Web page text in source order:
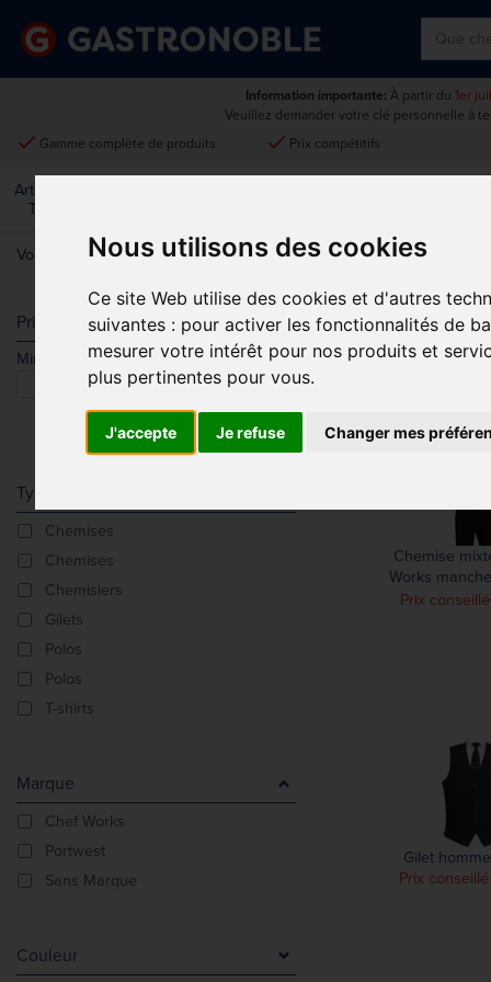
Nous utilisons des cookies
Ce site Web utilise des cookies et d'autres
suivantes : pour activer les fonctionnalités de
mesurer votre intérêt pour nos produits et
plus pertinentes pour vous.
J'accepte Je refuse Changer mes
Information importante: À partir du 1er
Veuillez demander votre clé personnelle à
done Gamme complète de produits done Prix compétitifs
Art De La
Table
Vous êtes ici:Accueil > Vêtements et chaussures >Uniformes de
Prix
Min. Max.
Type De Produit
Chemises
Chemises
Chemisiers
Gilets
Polos
Polos
T-shirts
Marque
Chef Works
Portwest
Sans Marque
Couleur
T-SHIRTS ET
Chemise
Works
Prix
Gilet
Prix